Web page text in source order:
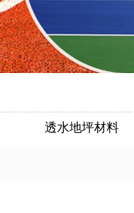
透水地坪材料